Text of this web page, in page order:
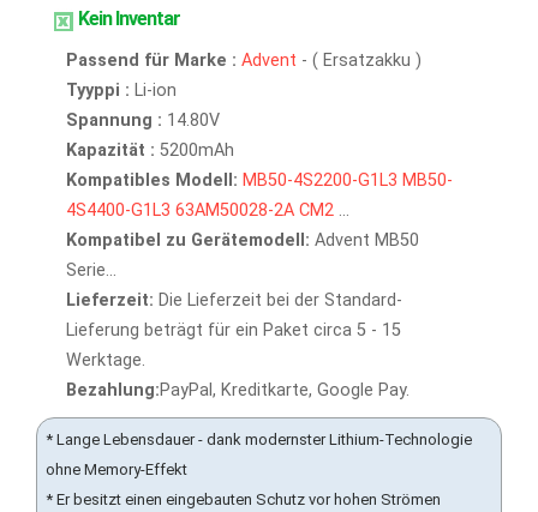
Kein Inventar
Passend für Marke : Advent - ( Ersatzakku )
Tyyppi : Li-ion
Spannung : 14.80V
Kapazität : 5200mAh
Kompatibles Modell: MB50-4S2200-G1L3 MB50-
4S4400-G1L3 63AM50028-2A CM2 ...
Kompatibel zu Gerätemodell: Advent MB50
Serie...
Lieferzeit: Die Lieferzeit bei der Standard-
Lieferung beträgt für ein Paket circa 5 - 15
Werktage.
Bezahlung:PayPal, Kreditkarte, Google Pay.
* Lange Lebensdauer - dank modernster Lithium-Technologie
ohne Memory-Effekt
* Er besitzt einen eingebauten Schutz vor hohen Strömen